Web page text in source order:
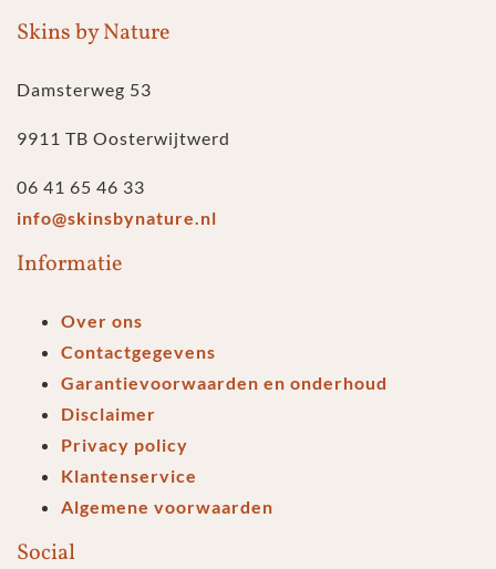
Skins by Nature
Damsterweg 53
9911 TB Oosterwijtwerd
06 41 65 46 33
info@skinsbynature.nl
Informatie
Over ons
Contactgegevens
Garantievoorwaarden en onderhoud
Disclaimer
Privacy policy
Klantenservice
Algemene voorwaarden
Social